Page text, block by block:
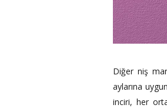
Diğer niş
aylarına
inciri, her